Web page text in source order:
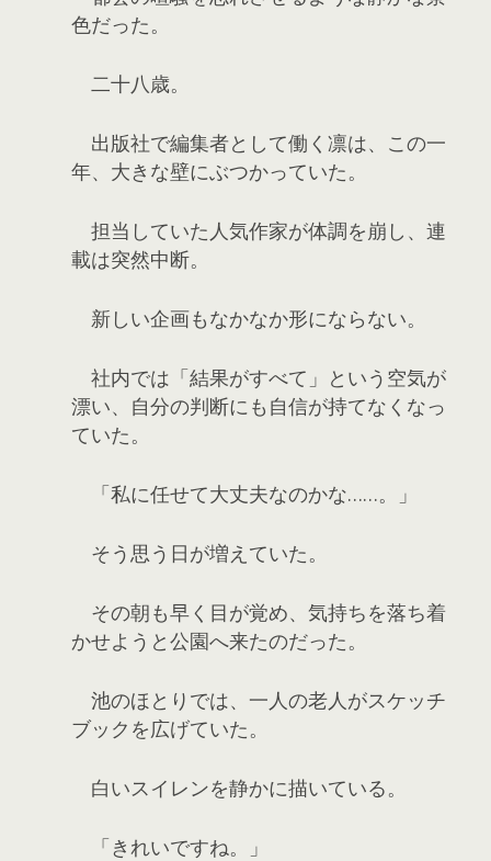
色だった。
二十八歳。
出版社で編集者として働く凛は、この一
年、大きな壁にぶつかっていた。
担当していた人気作家が体調を崩し、連
載は突然中断。
新しい企画もなかなか形にならない。
社内では「結果がすべて」という空気が
漂い、自分の判断にも自信が持てなくなっ
ていた。
「私に任せて大丈夫なのかな……。」
そう思う日が増えていた。
その朝も早く目が覚め、気持ちを落ち着
かせようと公園へ来たのだった。
池のほとりでは、一人の老人がスケッチ
ブックを広げていた。
白いスイレンを静かに描いている。
「きれいですね。」